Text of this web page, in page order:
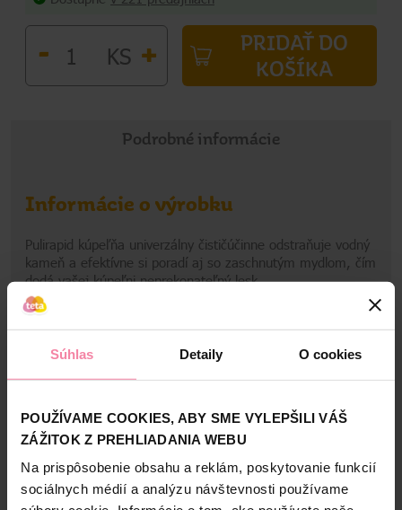
Súhlas Detaily O cookies
POUŽÍVAME COOKIES, ABY SME VYLEPŠILI VÁŠ
ZÁŽITOK Z PREHLIADANIA WEBU
Na prispôsobenie obsahu a reklám, poskytovanie funkcií
sociálnych médií a analýzu návštevnosti používame
- KS +
PRIDAŤ DO
KOŠÍKA
Podrobné informácie
Informácie o výrobku
Pulirapid kúpeľňa univerzálny čističúčinne odstraňuje vodný
kameň a efektívne si poradí aj so zaschnutým mydlom, čím
dodá vašej kúpeľni neprekonateľný lesk.
Informácie o výrobcovi
Zobraziť viac
Bezpečnosť a balenie
High-contrast mode